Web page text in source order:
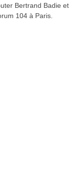
Bertrand Badie et
104 à Paris.